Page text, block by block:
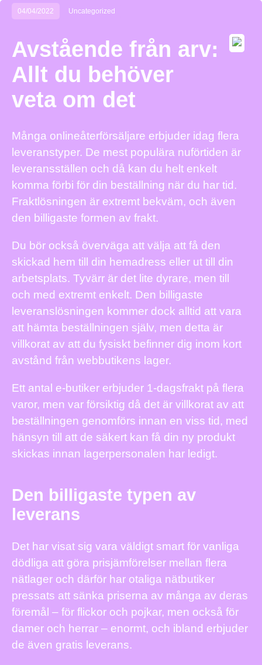
04/04/2022 Uncategorized
Avstående från arv:
Allt du behöver
veta om det
Många onlineåterförsäljare erbjuder idag flera
leveranstyper. De mest populära nuförtiden är
leveransställen och då kan du helt enkelt
komma förbi för din beställning när du har tid.
Fraktlösningen är extremt bekväm, och även
den billigaste formen av frakt.
Du bör också överväga att välja att få den
skickad hem till din hemadress eller ut till din
arbetsplats. Tyvärr är det lite dyrare, men till
och med extremt enkelt. Den billigaste
leveranslösningen kommer dock alltid att vara
att hämta beställningen själv, men detta är
villkorat av att du fysiskt befinner dig inom kort
avstånd från webbutikens lager.
Ett antal e-butiker erbjuder 1-dagsfrakt på flera
varor, men var försiktig då det är villkorat av att
beställningen genomförs innan en viss tid, med
hänsyn till att de säkert kan få din ny produkt
skickas innan lagerpersonalen har ledigt.
Den billigaste typen av
leverans
Det har visat sig vara väldigt smart för vanliga
dödliga att göra prisjämförelser mellan flera
nätlager och därför har otaliga nätbutiker
pressats att sänka priserna av många av deras
föremål – för flickor och pojkar, men också för
damer och herrar – enormt, och ibland erbjuder
de även gratis leverans.